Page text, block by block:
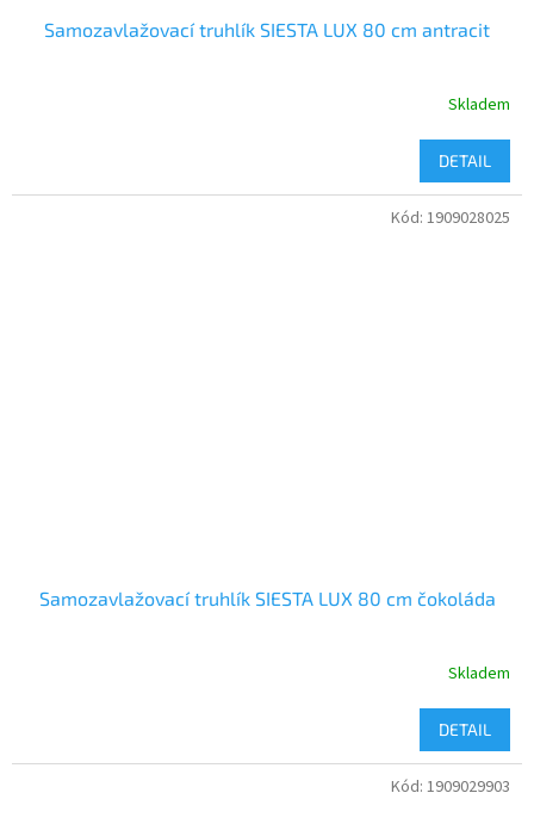
Samozavlažovací truhlík SIESTA LUX 80 cm antracit
Skladem
DETAIL
Samozavlažovací truhlík SIESTA LUX 80 cm čokoláda
Skladem
DETAIL
Kód: 1909028025
Kód: 1909029903